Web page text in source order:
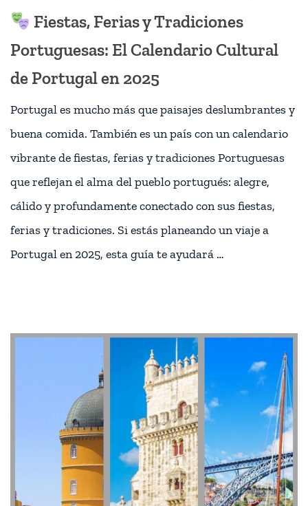
Fiestas, Ferias y Tradiciones
Portuguesas: El Calendario Cultural
de Portugal en 2025
Portugal es mucho más que paisajes deslumbrantes y
buena comida. También es un país con un calendario
vibrante de fiestas, ferias y tradiciones Portuguesas
que reflejan el alma del pueblo portugués: alegre,
cálido y profundamente conectado con sus fiestas,
ferias y tradiciones. Si estás planeando un viaje a
Portugal en 2025, esta guía te ayudará …